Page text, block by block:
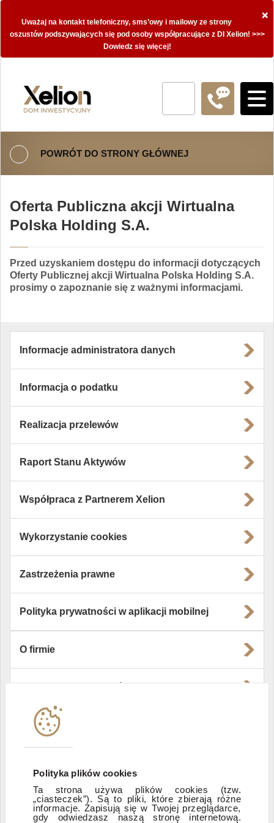
Polityka plików cookies
Ta strona używa plików cookies (tzw.
„ciasteczek”). Są to pliki, które zbierają różne
informacje. Zapisują się w Twojej przeglądarce,
gdy odwiedzasz naszą stronę internetową.
×
Uważaj na kontakt telefoniczny, sms’owy i mailowy ze strony
oszustów podszywających się pod osoby współpracujące z DI Xelion! >>>
Dowiedz się więcej!
POWRÓT DO STRONY GŁÓWNEJ
Oferta Publiczna akcji Wirtualna
Polska Holding S.A.
Przed uzyskaniem dostępu do informacji dotyczących
Oferty Publicznej akcji Wirtualna Polska Holding S.A.
prosimy o zapoznanie się z ważnymi informacjami.
Informacje administratora danych
Informacja o podatku
Realizacja przelewów
Raport Stanu Aktywów
Współpraca z Partnerem Xelion
Wykorzystanie cookies
Zastrzeżenia prawne
Polityka prywatności w aplikacji mobilnej
O firmie
Instytucje współpracujące
Zastrzeżenia prawne